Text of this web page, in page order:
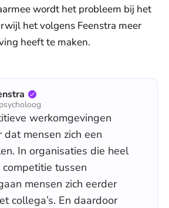
wordt het probleem bij het
het volgens Feenstra meer
heeft te maken.
werkomgevingen
dat mensen zich een
In organisaties die heel
tussen
mensen zich eerder
collega’s. En daardoor